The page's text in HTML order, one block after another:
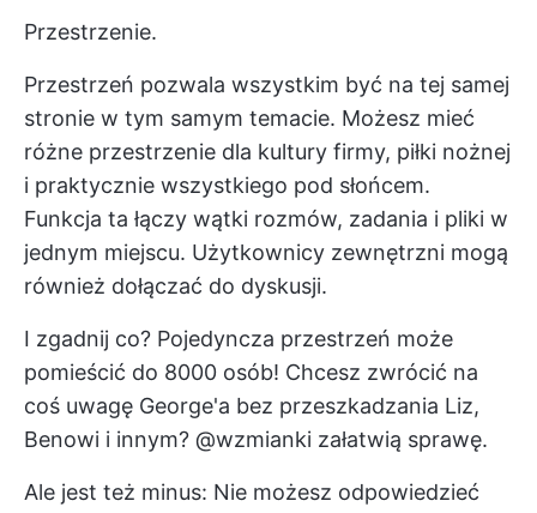
Przestrzenie.
Przestrzeń pozwala wszystkim być na tej samej
stronie w tym samym temacie. Możesz mieć
różne przestrzenie dla kultury firmy, piłki nożnej
i praktycznie wszystkiego pod słońcem.
Funkcja ta łączy wątki rozmów, zadania i pliki w
jednym miejscu. Użytkownicy zewnętrzni mogą
również dołączać do dyskusji.
I zgadnij co? Pojedyncza przestrzeń może
pomieścić do 8000 osób! Chcesz zwrócić na
coś uwagę George'a bez przeszkadzania Liz,
Benowi i innym? @wzmianki załatwią sprawę.
Ale jest też minus: Nie możesz odpowiedzieć